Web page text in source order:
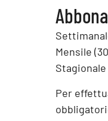
Mensile
Per